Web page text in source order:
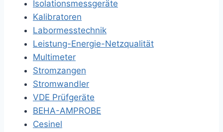
Isolationsmessgeräte
Kalibratoren
Labormesstechnik
Leistung-Energie-Netzqualität
Multimeter
Stromzangen
Stromwandler
VDE Prüfgeräte
BEHA-AMPROBE
Cesinel